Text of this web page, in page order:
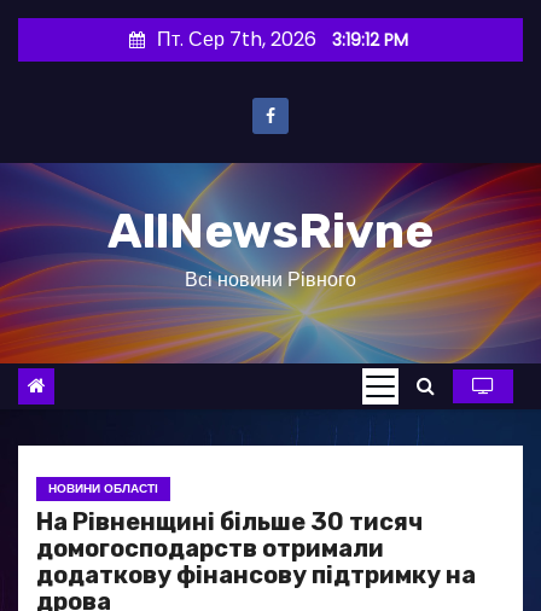
и
о
в
Пт. Сер 7th, 2026 3:19:13 PM
AllNewsRivne
Всі новини Рівного
НОВИНИ ОБЛАСТІ
На Рівненщині більше 30 тисяч
домогосподарств отримали
додаткову фінансову підтримку на
дрова